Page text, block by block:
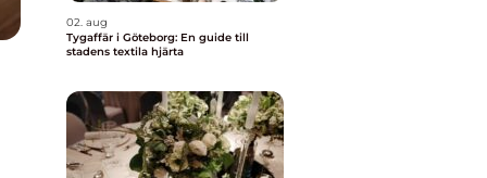
02. aug
Tygaffär i Göteborg: En guide till
stadens textila hjärta